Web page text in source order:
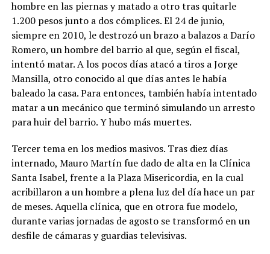
hombre en las piernas y matado a otro tras quitarle
1.200 pesos junto a dos cómplices. El 24 de junio,
siempre en 2010, le destrozó un brazo a balazos a Darío
Romero, un hombre del barrio al que, según el fiscal,
intentó matar. A los pocos días atacó a tiros a Jorge
Mansilla, otro conocido al que días antes le había
baleado la casa. Para entonces, también había intentado
matar a un mecánico que terminó simulando un arresto
para huir del barrio. Y hubo más muertes.
Tercer tema en los medios masivos. Tras diez días
internado, Mauro Martín fue dado de alta en la Clínica
Santa Isabel, frente a la Plaza Misericordia, en la cual
acribillaron a un hombre a plena luz del día hace un par
de meses. Aquella clínica, que en otrora fue modelo,
durante varias jornadas de agosto se transformó en un
desfile de cámaras y guardias televisivas.